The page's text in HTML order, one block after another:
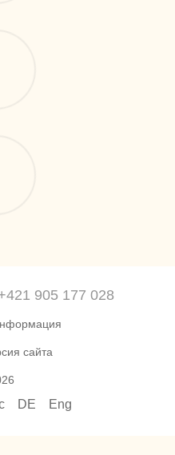
905 177 028
сайта
DE Eng